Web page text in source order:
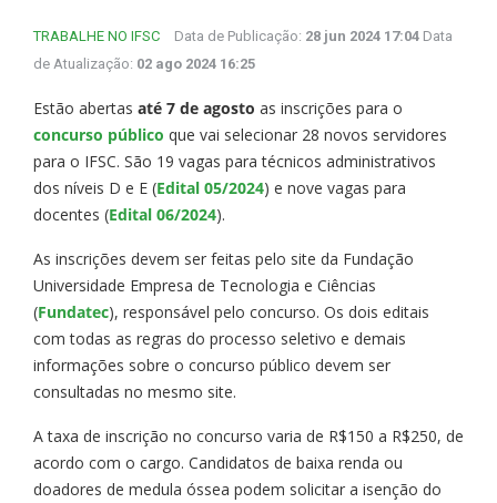
TRABALHE NO IFSC Data de Publicação: 28 jun 2024 17:04 Data
de Atualização: 02 ago 2024 16:25
Estão abertas até 7 de agosto as inscrições para o
concurso público que vai selecionar 28 novos servidores
para o IFSC. São 19 vagas para técnicos administrativos
dos níveis D e E (Edital 05/2024) e nove vagas para
docentes (Edital 06/2024).
As inscrições devem ser feitas pelo site da Fundação
Universidade Empresa de Tecnologia e Ciências
(Fundatec), responsável pelo concurso. Os dois editais
com todas as regras do processo seletivo e demais
informações sobre o concurso público devem ser
consultadas no mesmo site.
A taxa de inscrição no concurso varia de R$150 a R$250, de
acordo com o cargo. Candidatos de baixa renda ou
doadores de medula óssea podem solicitar a isenção do